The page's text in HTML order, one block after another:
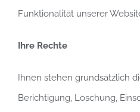
Funktionalität unserer
Ihre Rechte
Ihnen stehen grundsätzlich
Berichtigung, Löschung,